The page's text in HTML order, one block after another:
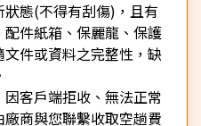
態(不得有刮傷)，且有
件紙箱、保麗龍、保護
件或資料之完整性，缺
客戶端拒收、無法正常
商與您聯繫收取空趟費